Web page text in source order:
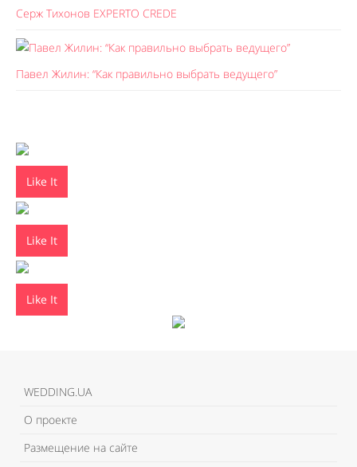
Серж Тихонов EXPERTO CREDE
Павел Жилин: “Как правильно выбрать ведущего”
Like It
Like It
Like It
WEDDING.UA
О проекте
Размещение на сайте